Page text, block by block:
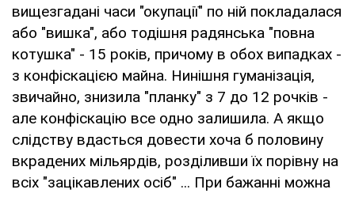
вищезгадані часи "окупації" по ній покладалася
або "вишка", або тодішня радянська "повна
котушка" - 15 років, причому в обох випадках -
з конфіскацією майна. Нинішня гуманізація,
звичайно, знизила "планку" з 7 до 12 рочків -
але конфіскацію все одно залишила. А якщо
слідству вдасться довести хоча б половину
вкрадених мільярдів, розділивши їх порівну на
всіх "зацікавлених осіб" ... При бажанні можна